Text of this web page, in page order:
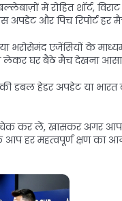
में रोहित शॉर्ट,
अपडेट और पिच रिपोर्ट
भरोसेमंद एजेंसियों के
लेकर घर बैठे मैच देखना
हेडर अपडेट या भारत
कर लें, खासकर अगर आप
आप हर महत्वपूर्ण क्षण का